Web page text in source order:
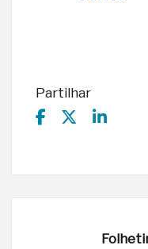
Partilhar